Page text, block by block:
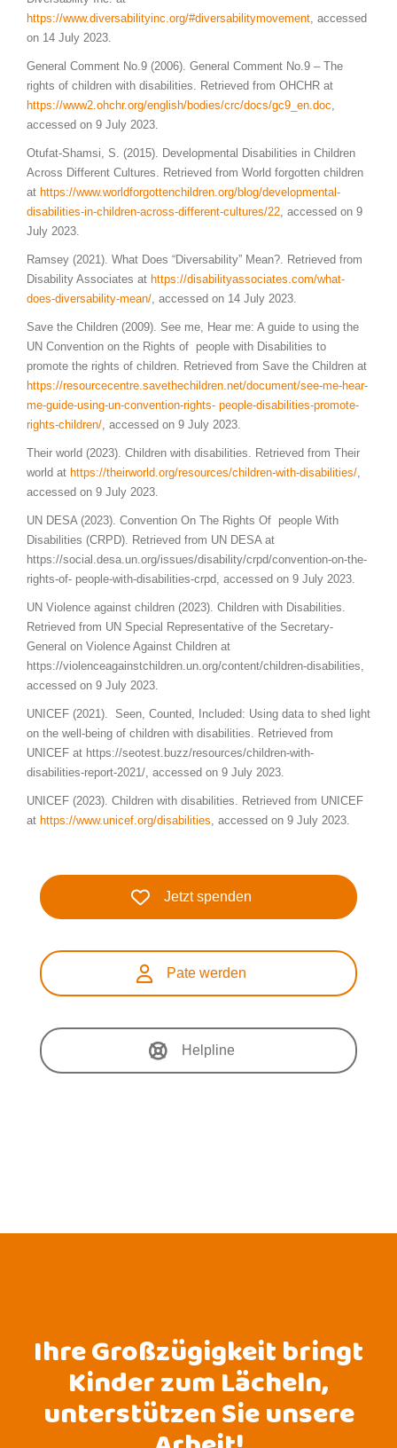
https://www.diversabilityinc.org/#diversabilitymovement, accessed
on 14 July 2023.
General Comment No.9 (2006). General Comment No.9 – The
rights of children with disabilities. Retrieved from OHCHR at
https://www2.ohchr.org/english/bodies/crc/docs/gc9_en.doc,
accessed on 9 July 2023.
Otufat-Shamsi, S. (2015). Developmental Disabilities in Children
Across Different Cultures. Retrieved from World forgotten children
at https://www.worldforgottenchildren.org/blog/developmental-
disabilities-in-children-across-different-cultures/22, accessed on 9
July 2023.
Ramsey (2021). What Does “Diversability” Mean?. Retrieved from
Disability Associates at https://disabilityassociates.com/what-
does-diversability-mean/, accessed on 14 July 2023.
Save the Children (2009). See me, Hear me: A guide to using the
UN Convention on the Rights of people with Disabilities to
promote the rights of children. Retrieved from Save the Children at
https://resourcecentre.savethechildren.net/document/see-me-hear-
me-guide-using-un-convention-rights- people-disabilities-promote-
rights-children/, accessed on 9 July 2023.
Their world (2023). Children with disabilities. Retrieved from Their
world at https://theirworld.org/resources/children-with-disabilities/,
accessed on 9 July 2023.
UN DESA (2023). Convention On The Rights Of people With
Disabilities (CRPD). Retrieved from UN DESA at
https://social.desa.un.org/issues/disability/crpd/convention-on-the-
rights-of- people-with-disabilities-crpd, accessed on 9 July 2023.
UN Violence against children (2023). Children with Disabilities.
Retrieved from UN Special Representative of the Secretary-
General on Violence Against Children at
https://violenceagainstchildren.un.org/content/children-disabilities,
accessed on 9 July 2023.
UNICEF (2021). Seen, Counted, Included: Using data to shed light
on the well-being of children with disabilities. Retrieved from
UNICEF at https://seotest.buzz/resources/children-with-
disabilities-report-2021/, accessed on 9 July 2023.
UNICEF (2023). Children with disabilities. Retrieved from UNICEF
at https://www.unicef.org/disabilities, accessed on 9 July 2023.
Jetzt spenden
Pate werden
Helpline
Ihre Großzügigkeit bringt
Kinder zum Lächeln,
unterstützen Sie unsere